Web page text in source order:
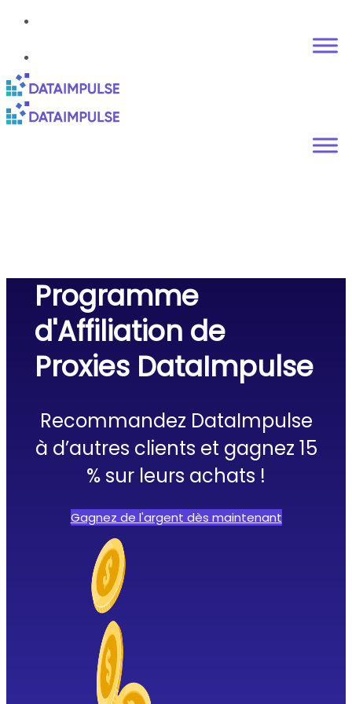
Programme
d'Affiliation de
Proxies DataImpulse
Recommandez DataImpulse
à d’autres clients et gagnez 15
% sur leurs achats !
Gagnez de l'argent dès maintenant